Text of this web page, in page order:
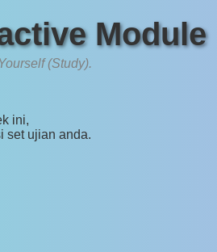
Module
(Study).
ini,
set ujian anda.